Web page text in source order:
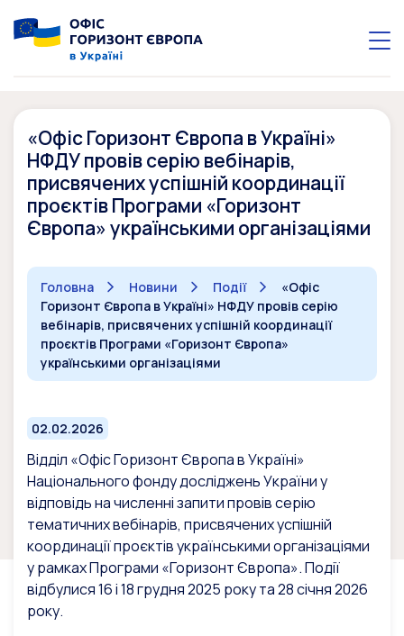
«Офіс Горизонт Європа в Україні»
НФДУ провів серію вебінарів,
присвячених успішній координації
проєктів Програми «Горизонт
Європа» українськими організаціями
Головна Новини Події
«Офіс
Горизонт Європа в Україні» НФДУ провів серію
вебінарів, присвячених успішній координації
проєктів Програми «Горизонт Європа»
українськими організаціями
02.02.2026
Відділ «Офіс Горизонт Європа в Україні»
Національного фонду досліджень України у
відповідь на численні запити провів серію
тематичних вебінарів, присвячених успішній
координації проєктів українськими організаціями
у рамках Програми «Горизонт Європа». Події
відбулися 16 і 18 грудня 2025 року та 28 січня 2026
року.